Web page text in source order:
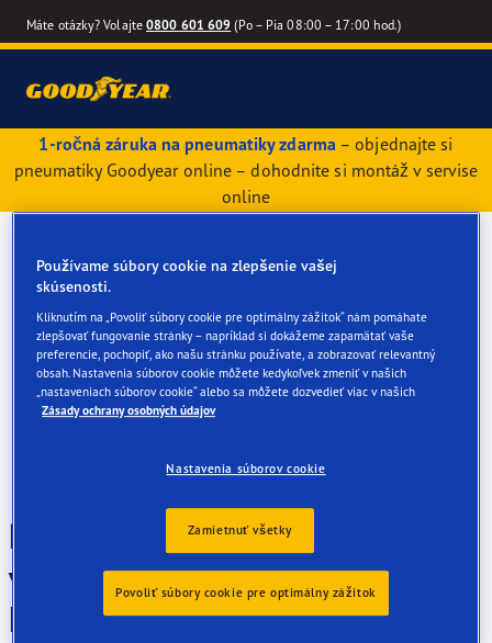
Máte otázky? Volajte0800 601 609 (Po – Pia 08:00 – 17:00 hod.)
1-ročná záruka na pneumatiky zdarma– objednajte si
pneumatiky Goodyear online – dohodnite si montáž v servise
online
Pneumatiky Goodyear sú
vynikajúce pre vaše vozidlo
Honda
Používame súbory cookie na zlepšenie vašej
skúsenosti.
Kliknutím na „Povoliť súbory cookie pre optimálny zážitok“ nám pomáhate
zlepšovať fungovanie stránky – napríklad si dokážeme zapamätať vaše
preferencie, pochopiť, ako našu stránku používate, a zobrazovať relevantný
obsah. Nastavenia súborov cookie môžete kedykoľvek zmeniť v našich
„nastaveniach súborov cookie“ alebo sa môžete dozvedieť viac v našich
Zásady ochrany osobných údajov
Nastavenia súborov cookie
Zamietnuť všetky
Povoliť súbory cookie pre optimálny zážitok